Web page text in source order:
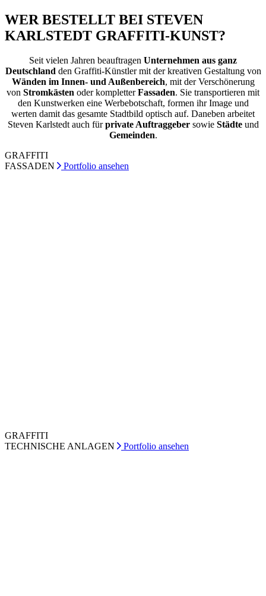
WER BESTELLT BEI STEVEN
KARLSTEDT GRAFFITI-KUNST?
Seit vielen Jahren beauftragen Unternehmen aus ganz
Deutschlandden Graffiti-Künstler mit der kreativen Gestaltung von
Wänden im Innen- und Außenbereich, mit der Verschönerung
von Stromkästen oder kompletterFassaden. Sie transportieren mit
den Kunstwerken eine Werbebotschaft, formen ihr Image und
werten damit das gesamte Stadtbild optisch auf. Daneben arbeitet
Steven Karlstedt auch fürprivate AuftraggebersowieStädteund
Gemeinden.
GRAFFITI
FASSADEN
Portfolio ansehen
GRAFFITI
TECHNISCHE ANLAGEN
Portfolio ansehen